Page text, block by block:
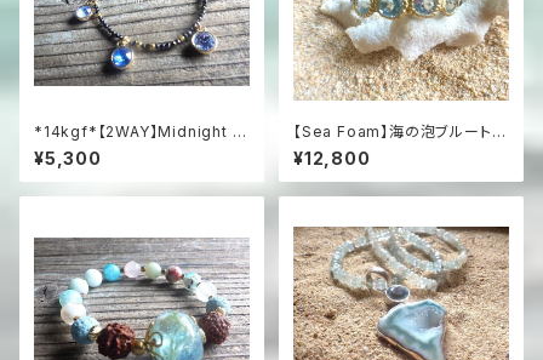
*14kgf*【2WAY】Midnight O
cean Mosaic：ブラックスピネ
ルと6色スワロフスキーのネック
レス
¥5,300
【Sea Foam】海の泡ブルートパ
ーズの燻しシルバーリング（Silv
er925）
¥12,800